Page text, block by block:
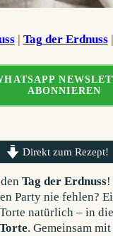
| Tag der Erdnuss |
ABONNIEREN
Direkt zum Rezept!
denTag der Erdnuss
Party nie fehlen?
natürlich – in
. Gemeinsam